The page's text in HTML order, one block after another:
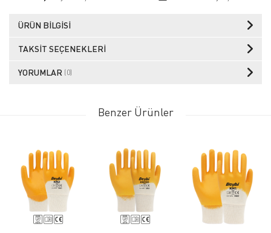
ÜRÜN BILGISI
TAKSIT SEÇENEKLERI
YORUMLAR (0)
Benzer Ürünler